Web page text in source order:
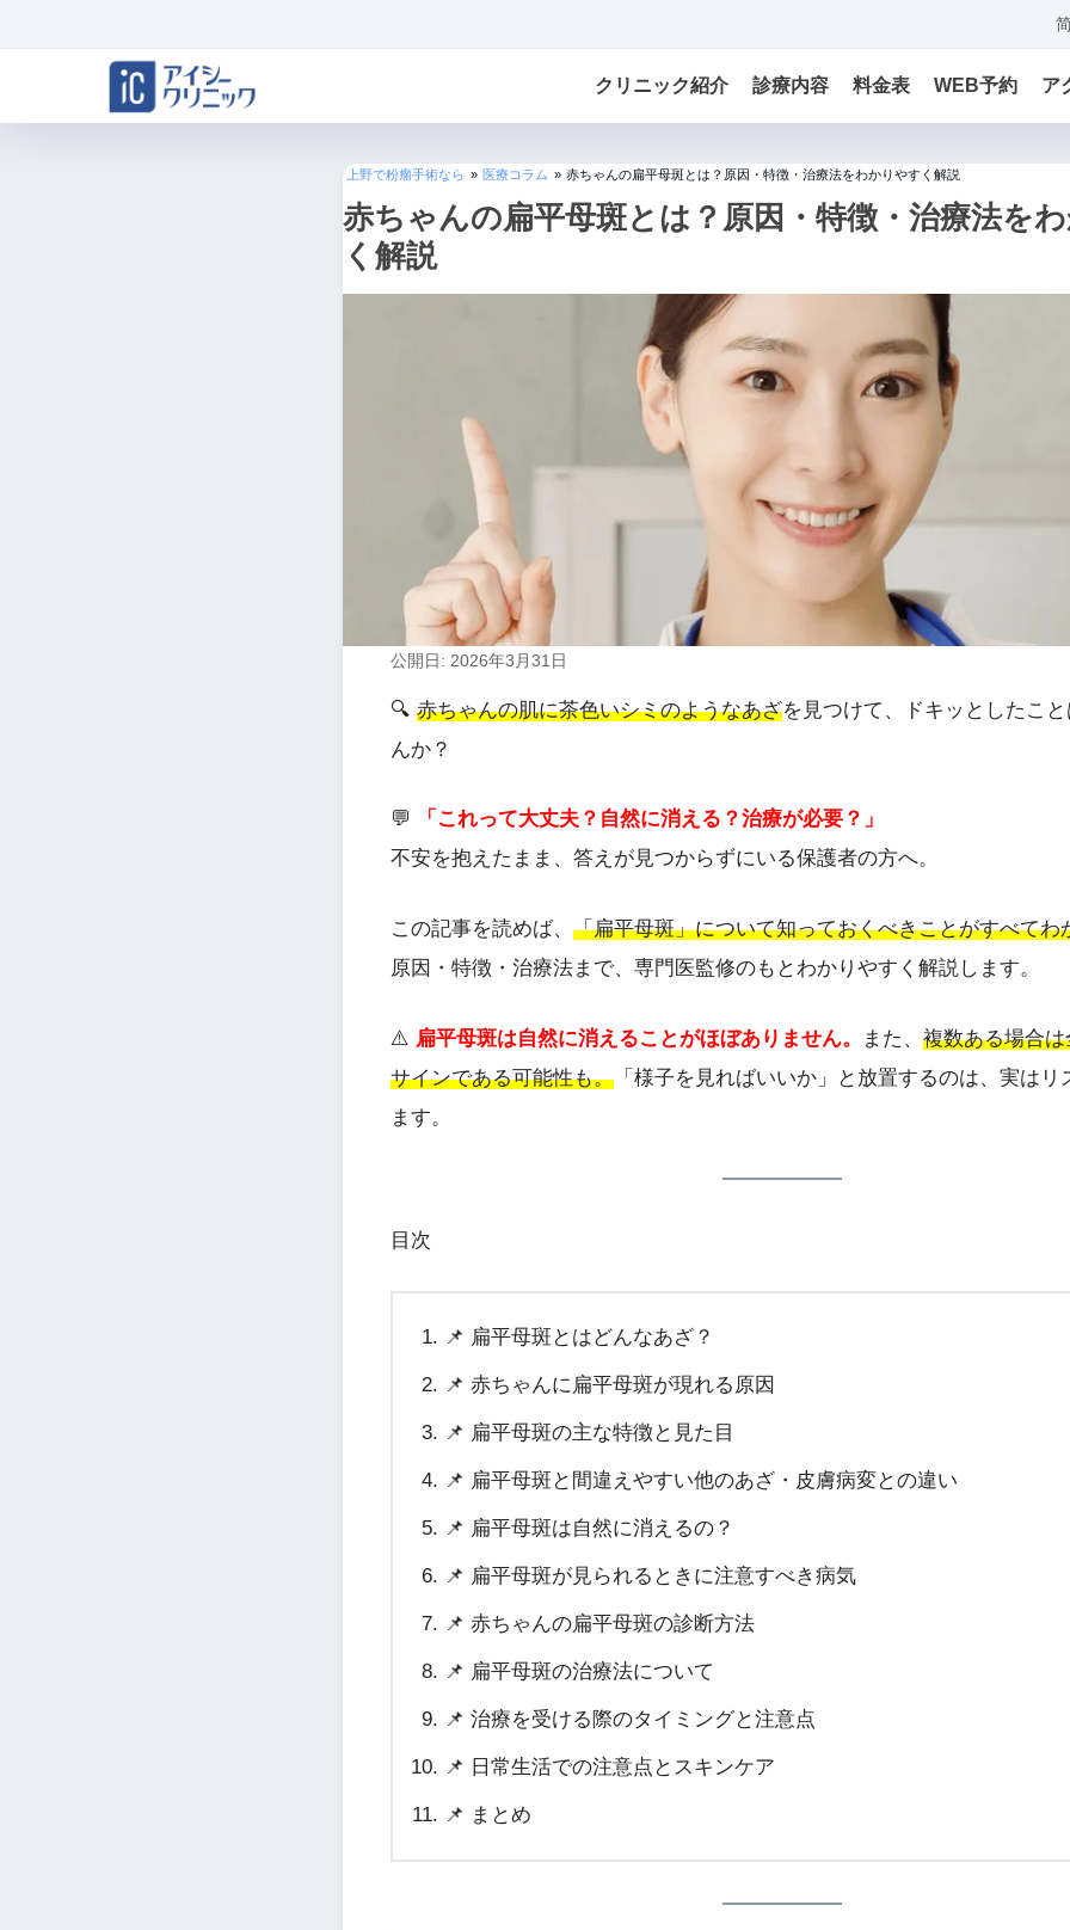
クリニック紹介 診療内容 料金表 WEB予約 ア
上野で粉瘤手術なら » 医療コラム » 赤ちゃんの扁平母斑とは？原因・特徴・治療法をわかりやすく解説
赤ちゃんの扁平母斑とは？原因・特徴・治療法を
く解説
公開日: 2026年3月31日
🔍 赤ちゃんの肌に茶色いシミのようなあざを見つけて、ドキッとしたこ
んか？
💬
「これって大丈夫？自然に消える？治療が必要？」
不安を抱えたまま、答えが見つからずにいる保護者の方へ。
この記事を読めば、 「扁平母斑」について知っておくべきことがすべてわ
原因・特徴・治療法まで、専門医監修のもとわかりやすく解説します。
⚠️ 扁平母斑は自然に消えることがほぼありません。 また、 複数ある場合
サインである可能性も。 「様子を見ればいいか」と放置するのは、実はリ
ます。
目次
📌 扁平母斑とはどんなあざ？
📌 赤ちゃんに扁平母斑が現れる原因
📌 扁平母斑の主な特徴と見た目
📌 扁平母斑と間違えやすい他のあざ・皮膚病変との違い
📌 扁平母斑は自然に消えるの？
📌 扁平母斑が見られるときに注意すべき病気
📌 赤ちゃんの扁平母斑の診断方法
📌 扁平母斑の治療法について
📌 治療を受ける際のタイミングと注意点
📌 日常生活での注意点とスキンケア
📌 まとめ